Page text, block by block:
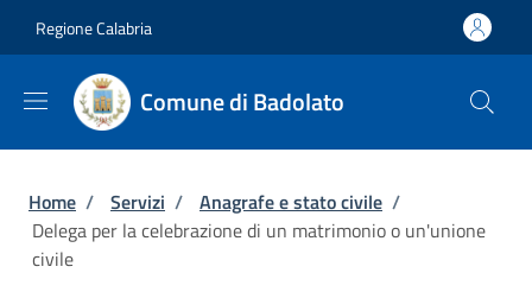
Regione Calabria
Comune di Badolato
Briciole di pane
Home / Servizi / Anagrafe e stato civile /
Delega per la celebrazione di un matrimonio o un'unione
civile